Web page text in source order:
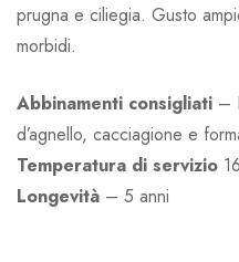
prugna e ciliegia. Gusto
morbidi.
Abbinamenti consigliati –
d’agnello, cacciagione e
Temperatura di servizio
Longevità – 5 anni